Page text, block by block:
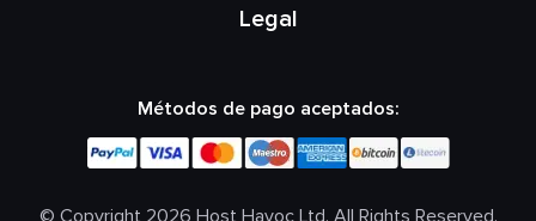
Legal
Métodos de pago aceptados: